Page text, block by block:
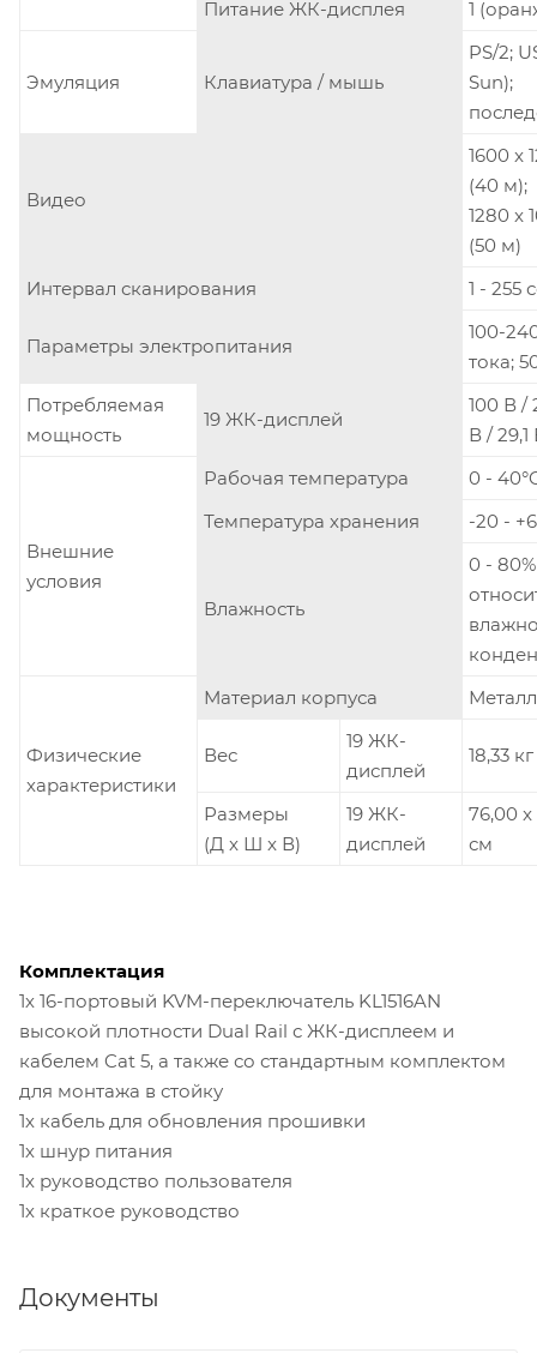
Питание ЖК-дисплея
1
Эмуляция Клавиатура / мышь
PS/2;
Sun);
Видео
1600 x
(40 м);
1280 x
(50 м)
Интервал сканирования
1 - 255
Параметры электропитания
100-
тока;
Потребляемая
мощность
19 ЖК-дисплей
100 В /
В / 29,1
Внешние
условия
Рабочая температура
0 -
Температура хранения
-20 -
Влажность
0 - 80%
Физические
характеристики
Материал корпуса Металл
Вес
19 ЖК-
дисплей
18,33 кг
Размеры
(Д x Ш x В)
19 ЖК-
дисплей
76,00
см
Комплектация
1х 16-портовый KVM-переключатель KL1516AN
высокой плотности Dual Rail с ЖК-дисплеем и
кабелем Cat 5, а также со стандартным комплектом
для монтажа в стойку
1х кабель для обновления прошивки
1х шнур питания
1х руководство пользователя
1х краткое руководство
Документы